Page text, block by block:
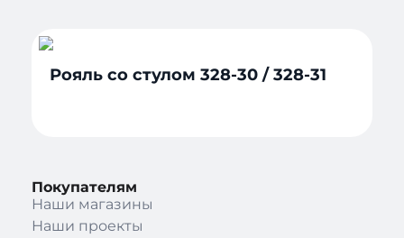
Рояль со стулом 328-30 / 328-31
Покупателям
Наши магазины
Наши проекты